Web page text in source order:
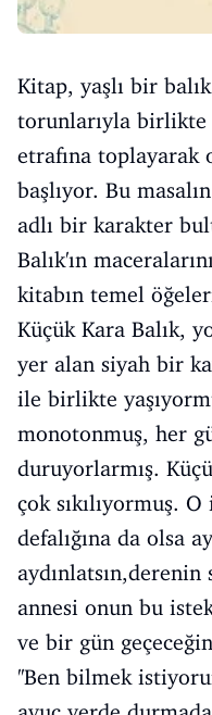
Kitap, yaşlı bir
torunlarıyla birlikte
etrafına toplayarak
başlıyor. Bu
adlı bir karakter
Balık'ın
kitabın temel
Küçük Kara Balık,
yer alan siyah bir
ile birlikte
monotonmuş, her
duruyorlarmış.
çok sıkılıyormuş.
defalığına da olsa
annesi onun bu
ve bir gün
''Ben bilmek